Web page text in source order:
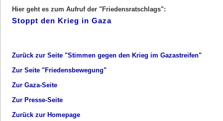
Hier geht es zum Aufruf der "Friedensratschlags":
Stoppt den Krieg in Gaza
Zurück zur Seite "Stimmen gegen den Krieg im Gazastreifen"
Zur Seite "Friedensbewegung"
Zur Gaza-Seite
Zur Presse-Seite
Zurück zur Homepage